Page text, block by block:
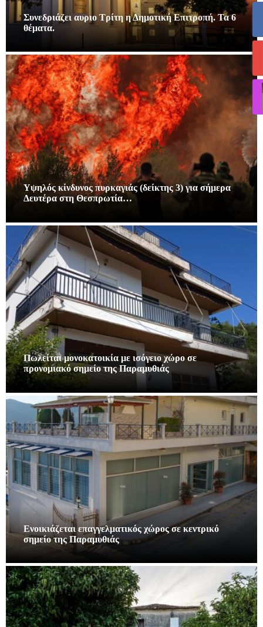
Συνεδριάζει αυριο Τρίτη η Δημοτική Επιτροπή. Τα 6
θέματα.
Υψηλός κίνδυνος πυρκαγιάς (δείκτης 3) για σήμερα
Δευτέρα στη Θεσπρωτία…
Πωλείται μονοκατοικία με ισόγειο χώρο σε
προνομιακό σημείο της Παραμυθιάς
Ενοικιάζεται επαγγελματικός χώρος σε κεντρικό
σημείο της Παραμυθιάς